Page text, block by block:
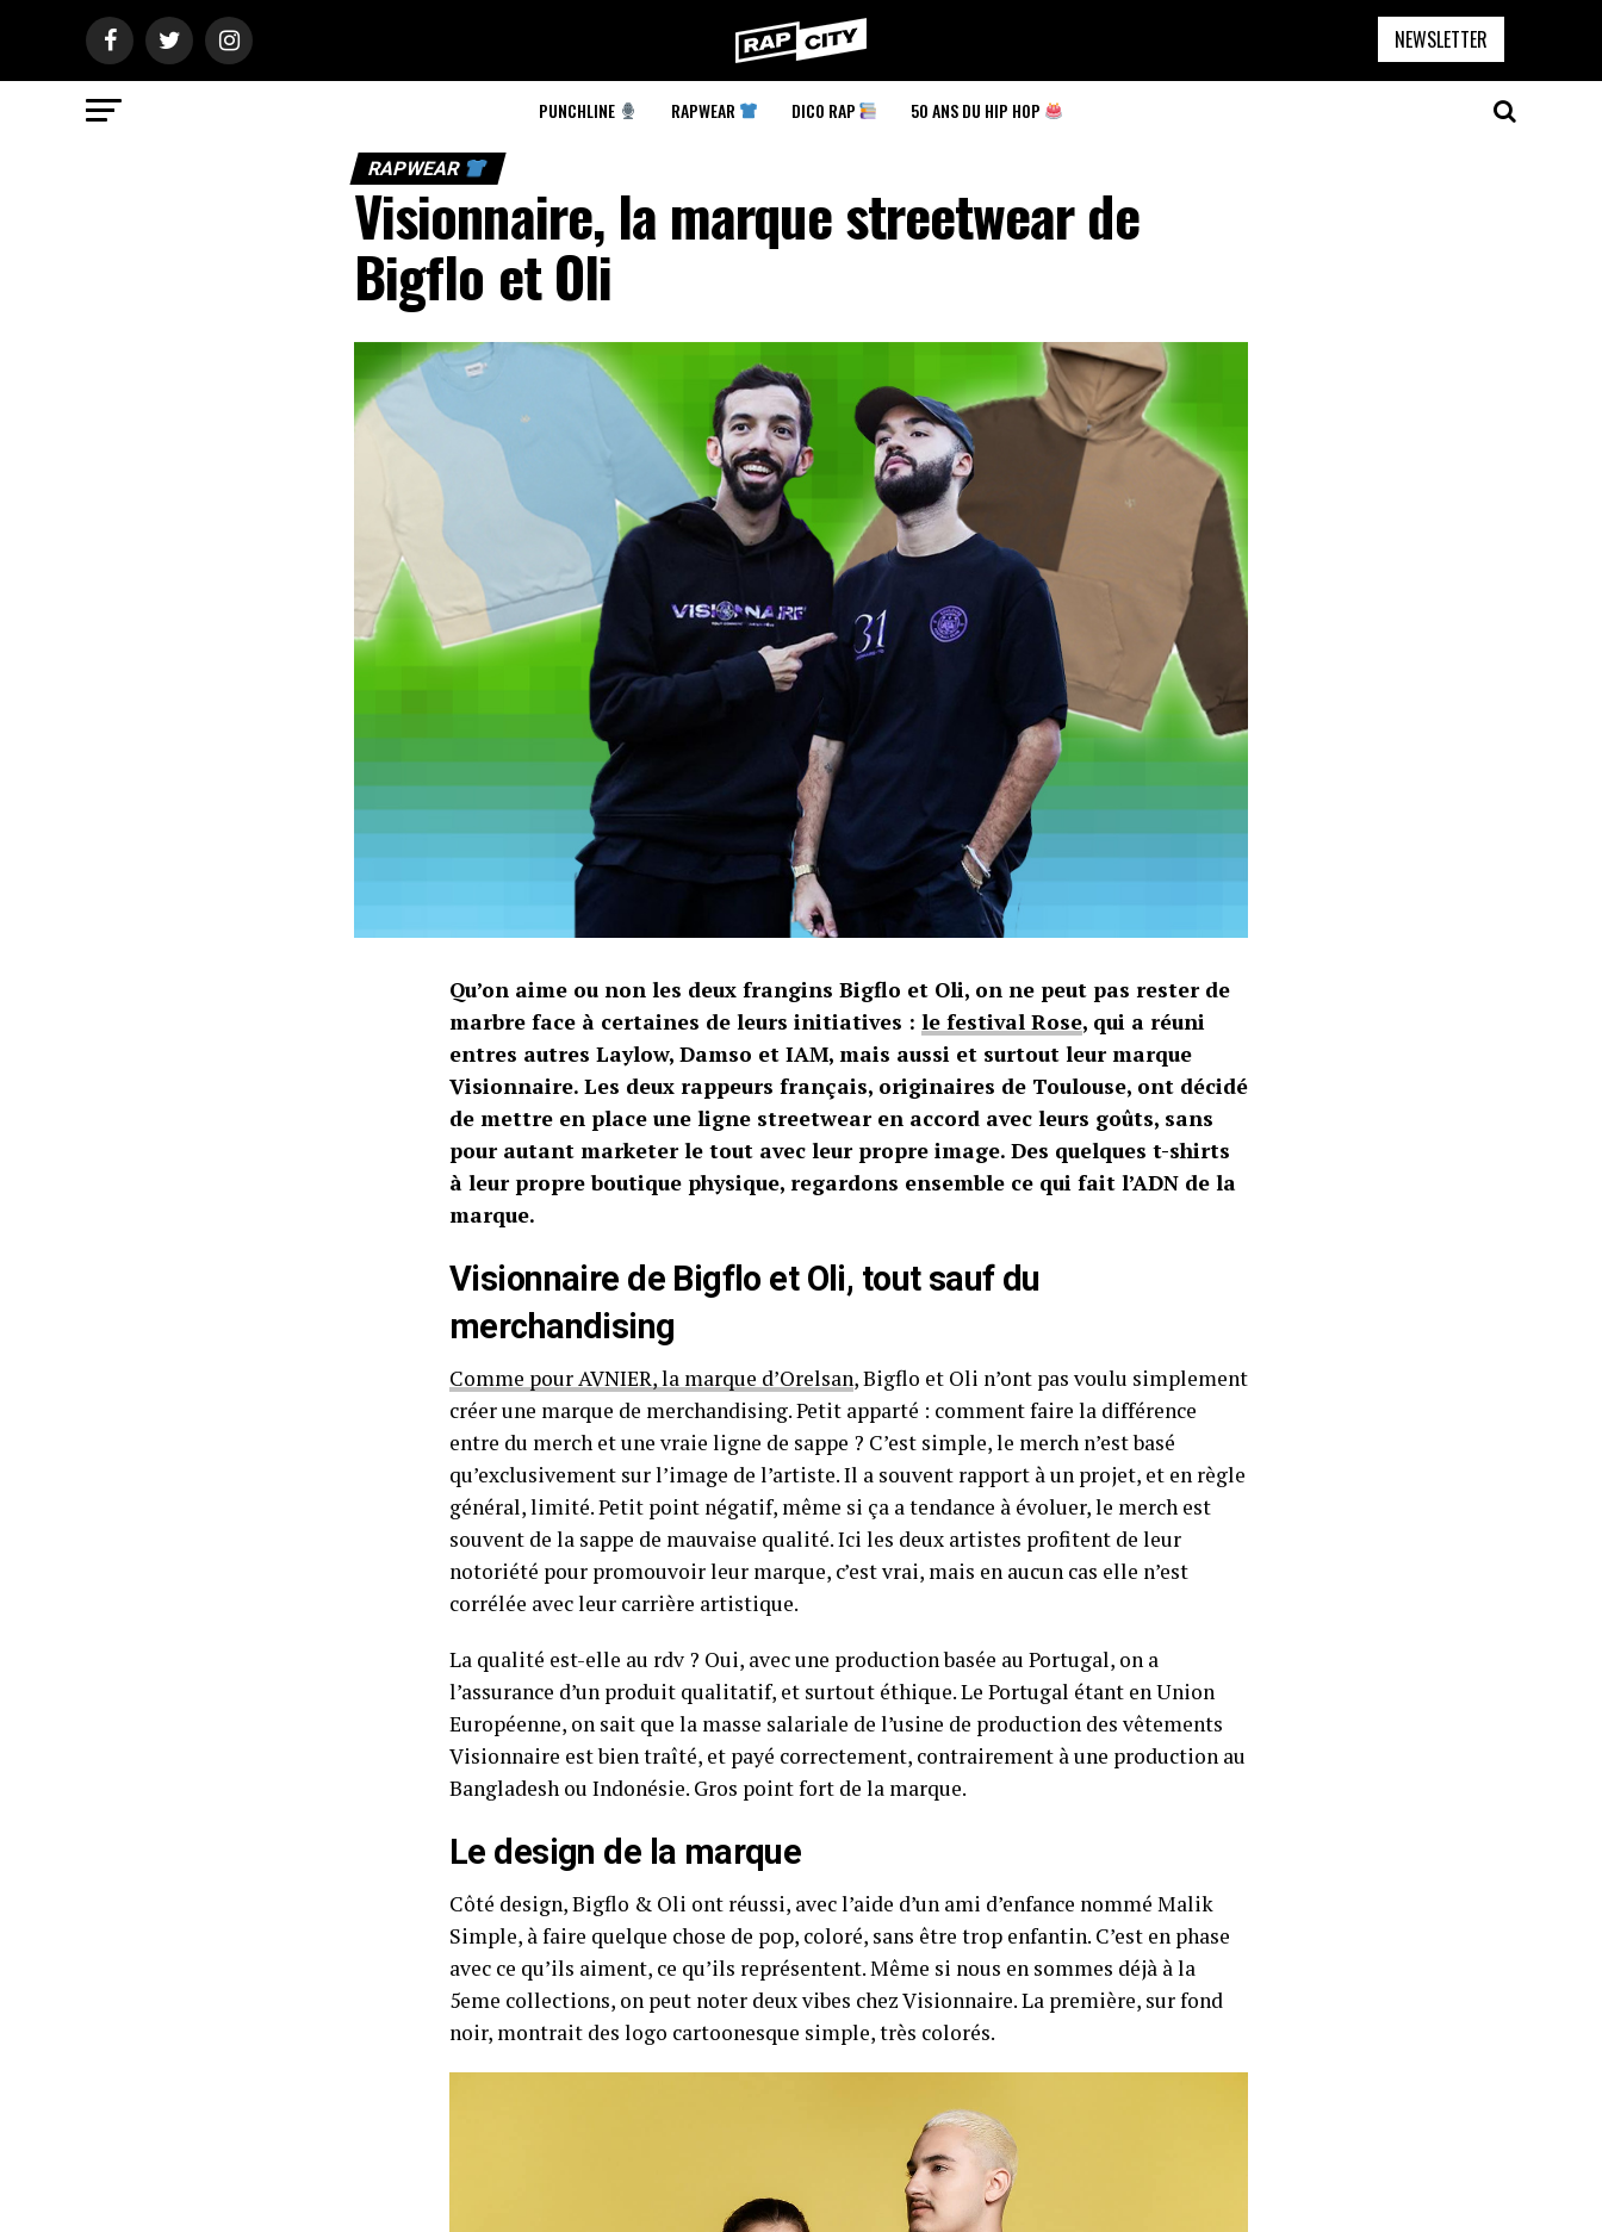
RapCity
NEWSLETTER
PUNCHLINE RAPWEAR DICO RAP 50 ANS DU HIP HOP
RAPWEAR
Visionnaire, la marque streetwear de
Bigflo et Oli
Qu’on aime ou non les deux frangins Bigflo et Oli, on ne peut pas rester de
marbre face à certaines de leurs initiatives : le festival Rose, qui a réuni
entres autres Laylow, Damso et IAM, mais aussi et surtout leur marque
Visionnaire. Les deux rappeurs français, originaires de Toulouse, ont décidé
de mettre en place une ligne streetwear en accord avec leurs goûts, sans
pour autant marketer le tout avec leur propre image. Des quelques t-shirts
à leur propre boutique physique, regardons ensemble ce qui fait l’ADN de la
marque.
Visionnaire de Bigflo et Oli, tout sauf du
merchandising
Comme pour AVNIER, la marque d’Orelsan, Bigflo et Oli n’ont pas voulu simplement
créer une marque de merchandising. Petit apparté : comment faire la différence
entre du merch et une vraie ligne de sappe ? C’est simple, le merch n’est basé
qu’exclusivement sur l’image de l’artiste. Il a souvent rapport à un projet, et en règle
général, limité. Petit point négatif, même si ça a tendance à évoluer, le merch est
souvent de la sappe de mauvaise qualité. Ici les deux artistes profitent de leur
notoriété pour promouvoir leur marque, c’est vrai, mais en aucun cas elle n’est
corrélée avec leur carrière artistique.
La qualité est-elle au rdv ? Oui, avec une production basée au Portugal, on a
l’assurance d’un produit qualitatif, et surtout éthique. Le Portugal étant en Union
Européenne, on sait que la masse salariale de l’usine de production des vêtements
Visionnaire est bien traîté, et payé correctement, contrairement à une production au
Bangladesh ou Indonésie. Gros point fort de la marque.
Le design de la marque
Côté design, Bigflo & Oli ont réussi, avec l’aide d’un ami d’enfance nommé Malik
Simple, à faire quelque chose de pop, coloré, sans être trop enfantin. C’est en phase
avec ce qu’ils aiment, ce qu’ils représentent. Même si nous en sommes déjà à la
5eme collections, on peut noter deux vibes chez Visionnaire. La première, sur fond
noir, montrait des logo cartoonesque simple, très colorés.